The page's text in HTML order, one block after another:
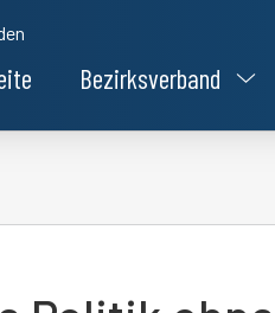
Bezirksverband